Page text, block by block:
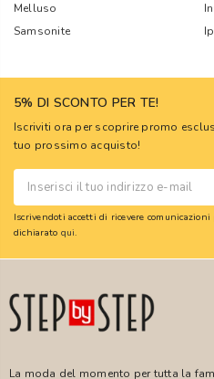
Melluso
Samsonite
5% DI SCONTO PER TE!
Iscriviti ora per scoprire promo
tuo prossimo acquisto!
Iscrivendoti accetti di ricevere
dichiarato qui.
La moda del momento per tutta la